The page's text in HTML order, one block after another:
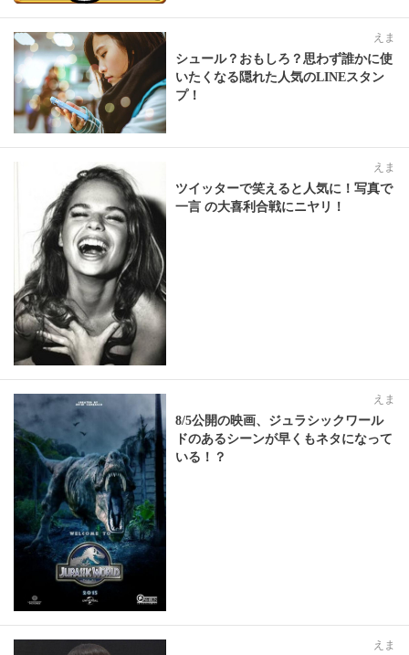
えま
シュール？おもしろ？思わず誰かに使
いたくなる隠れた人気のLINEスタン
プ！
えま
ツイッターで笑えると人気に！写真で
一言 の大喜利合戦にニヤリ！
えま
8/5公開の映画、ジュラシックワール
ドのあるシーンが早くもネタになって
いる！？
えま